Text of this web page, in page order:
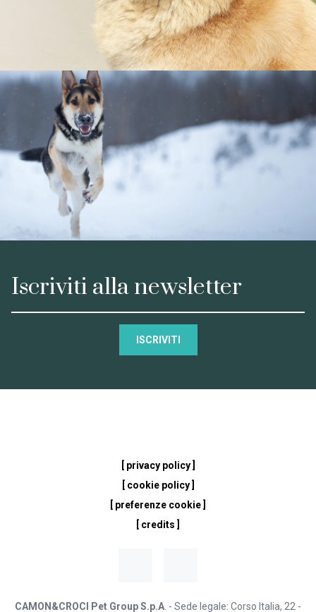
Iscriviti alla newsletter
ISCRIVITI
CAMON&CROCI Pet Group S.p.A . - Sede legale: Corso Italia, 22 -
[ privacy policy ]
[ cookie policy ]
[ preferenze cookie ]
[ credits ]